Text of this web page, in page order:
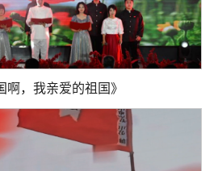
啊，我亲爱的祖国》